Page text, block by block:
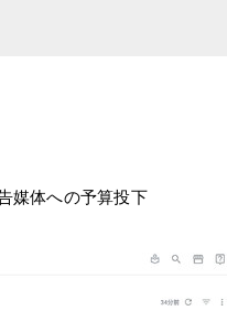
媒体への予算投下